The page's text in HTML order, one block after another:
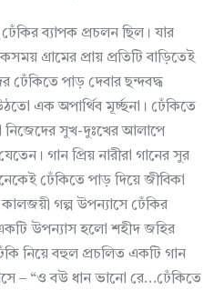
ব্যাপক প্রচলন ছিল। যার
গ্রামের প্রায় প্রতিটি বাড়িতেই
ঢেঁকিতে পাড় দেবার ছন্দবদ্ধ
এক অপার্থিব মূর্চ্ছনা। ঢেঁকিতে
নিজেদের সুখ-দুঃখের আলাপে
গান প্রিয় নারীরা গানের সুর
ঢেঁকিতে পাড় দিয়ে জীবিকা
কালজয়ী গল্প উপন্যাসে ঢেঁকির
উপন্যাস হলো শহীদ জহির
নিয়ে বহুল প্রচলিত একটি গান
– “ও বউ ধান ভানো রে…ঢেঁকিতে